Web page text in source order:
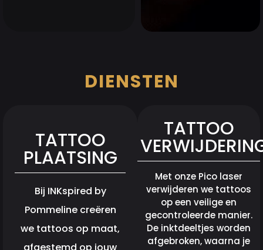
DIENSTEN
TATTOO
PLAATSING
Bij INKspired by
Pommeline creëren
we tattoos op maat,
TATTOO
Met onze Pico laser
verwijderen we tattoos
op een veilige en
gecontroleerde manier.
De inktdeeltjes worden
afgebroken, waarna je